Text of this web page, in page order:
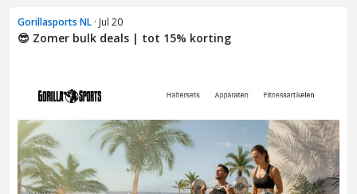
Gorillasports NL · Jul 20
😎 Zomer bulk deals | tot 15% korting